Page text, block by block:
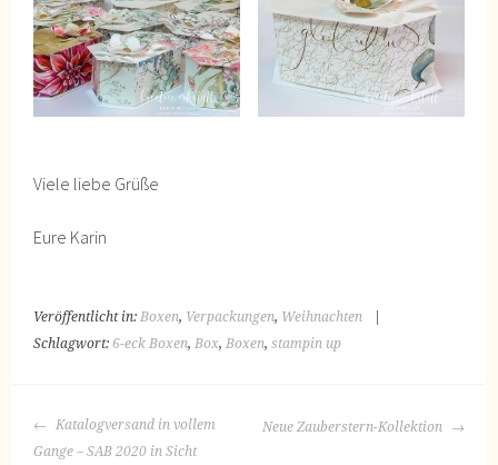
Viele liebe Grüße
Eure Karin
Veröffentlicht in:Boxen, Verpackungen, Weihnachten
Schlagwort: 6-eck Boxen,Box,Boxen,stampin up
BEITRAGS-
NAVIGATION
Katalogversand in vollem
Gange – SAB 2020 in Sicht
Neue Zauberstern-Kollektion